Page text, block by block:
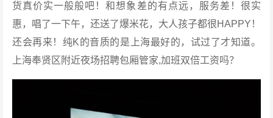
货真价实一般般吧！和想象差的有点远，服务差！很实
惠，唱了一下午，还送了爆米花，大人孩子都很HAPPY！
还会再来！纯K的音质的是上海最好的，试过了才知道。
上海奉贤区附近夜场招聘包厢管家,加班双倍工资吗？